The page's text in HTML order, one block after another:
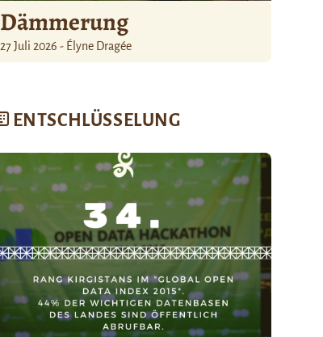
Dämmerung
27 Juli 2026 - Élyne Dragée
ENTSCHLÜSSELUNG